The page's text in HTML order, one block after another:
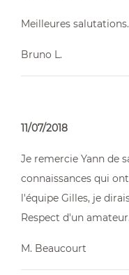
Meilleures salutations.
Bruno L.
11/07/2018
Je remercie Yann de
connaissances qui
l'équipe Gilles, je
Respect d'un amateur.
M. Beaucourt